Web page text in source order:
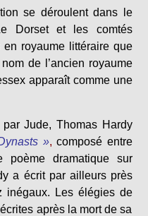
se déroulent dans le
Dorset et les comtés
royaume littéraire que
de l’ancien royaume
apparaît comme une
Jude, Thomas Hardy
»,composé entre
dramatique sur
a écrit par ailleurs près
inégaux. Les élégies de
après la mort de sa